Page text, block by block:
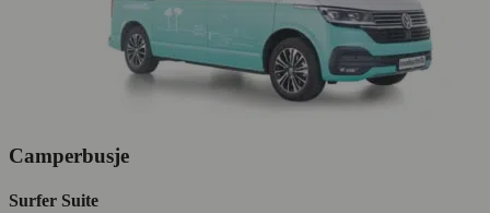
Camperbusje
Surfer Suite